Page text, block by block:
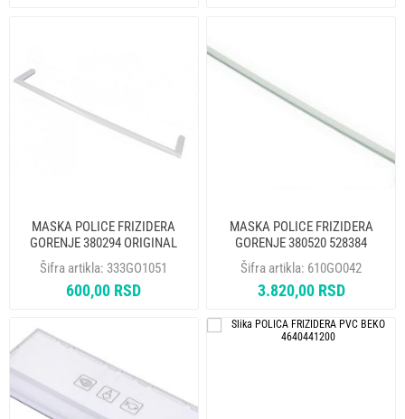
MASKA POLICE FRIZIDERA
GORENJE 380294 ORIGINAL
Šifra artikla: 333GO1051
600,00 RSD
MASKA POLICE FRIZIDERA
GORENJE 380520 528384
ORIGINAL
Šifra artikla: 610GO042
3.820,00 RSD